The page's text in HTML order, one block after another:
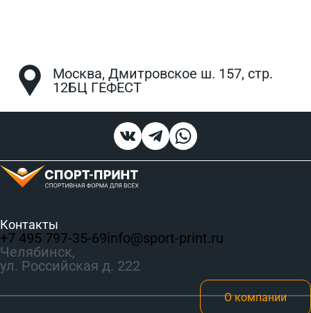
Москва, Дмитровское ш. 157, стр.
12БЦ ГЕФЕСТ
Контакты
+7 495 797‑35-69info@sport-print.ru
Челябинск,
ул. Российская д. 222
О компании